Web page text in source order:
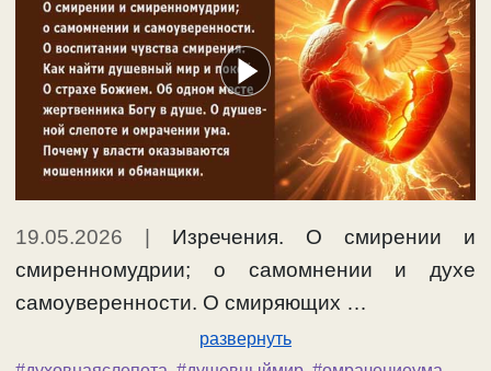
19.05.2026
Изречения. О смирении и
смиренномудрии; о самомнении и духе
самоуверенности. О смиряющих …
развернуть